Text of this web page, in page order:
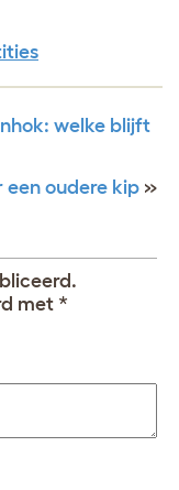
welke blijft
een oudere kip »
met *